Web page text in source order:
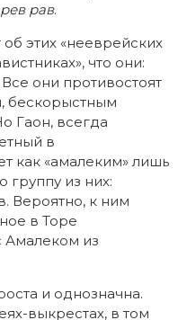
рав.
этих «нееврейских
что они:
они противостоят
бескорыстным
Гаон, всегда
в
как «амалеким» лишь
группу из них:
Вероятно, к ним
в Торе
Амалеком из
и однозначна.
выкрестах, в том